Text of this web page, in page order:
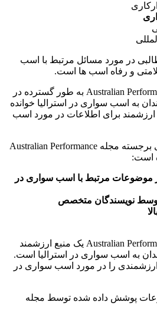
در مورد مسائل مرتبط با اسب
و رفاه اسب ها است.
مجله Australian Performance Horse Magazine به طور گسترده در
به اسب سواری در استرالیا خوانده
برای اطلاعات در مورد اسب
در اینجا برخی از ویژگی های برجسته مجله Australian Performance
مرتبط با اسب سواری در
نویسندگان متخصص
مجله Australian Performance Horse Magazine یک منبع ارزشمند
به اسب سواری در استرالیا است.
را در مورد اسب سواری در
پوشش داده شده توسط مجله